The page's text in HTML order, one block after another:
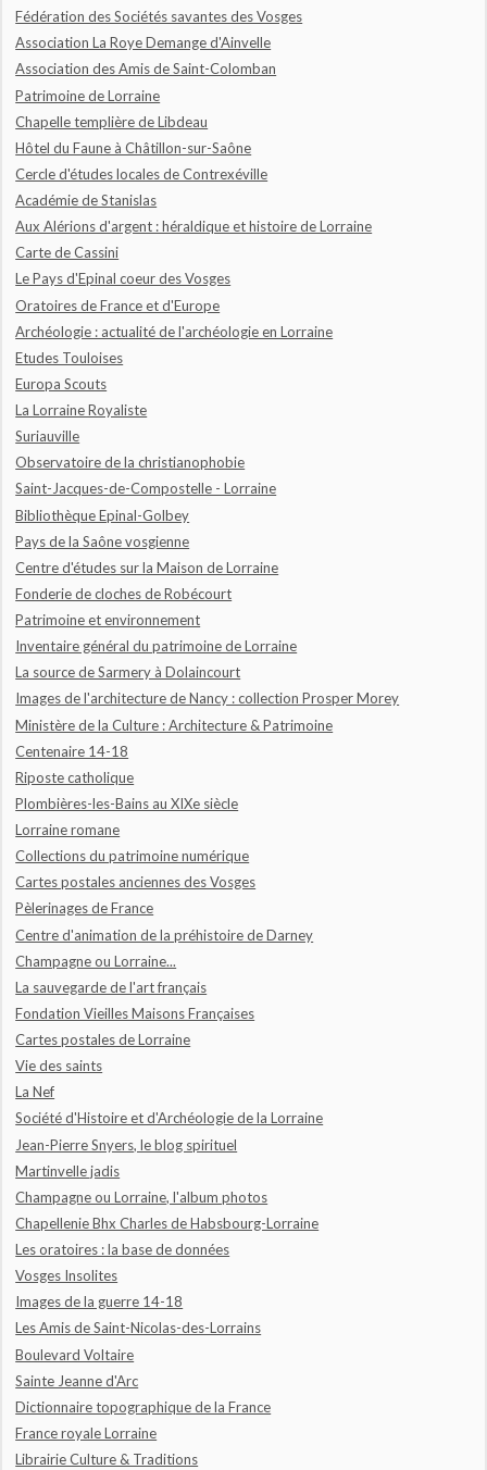
Fédération des Sociétés savantes des Vosges
Association La Roye Demange d'Ainvelle
Association des Amis de Saint-Colomban
Patrimoine de Lorraine
Chapelle templière de Libdeau
Hôtel du Faune à Châtillon-sur-Saône
Cercle d'études locales de Contrexéville
Académie de Stanislas
Aux Alérions d'argent : héraldique et histoire de Lorraine
Carte de Cassini
Le Pays d'Epinal coeur des Vosges
Oratoires de France et d'Europe
Archéologie : actualité de l'archéologie en Lorraine
Etudes Touloises
Europa Scouts
La Lorraine Royaliste
Suriauville
Observatoire de la christianophobie
Saint-Jacques-de-Compostelle - Lorraine
Bibliothèque Epinal-Golbey
Pays de la Saône vosgienne
Centre d'études sur la Maison de Lorraine
Fonderie de cloches de Robécourt
Patrimoine et environnement
Inventaire général du patrimoine de Lorraine
La source de Sarmery à Dolaincourt
Images de l'architecture de Nancy : collection Prosper Morey
Ministère de la Culture : Architecture & Patrimoine
Centenaire 14-18
Riposte catholique
Plombières-les-Bains au XIXe siècle
Lorraine romane
Collections du patrimoine numérique
Cartes postales anciennes des Vosges
Pèlerinages de France
Centre d'animation de la préhistoire de Darney
Champagne ou Lorraine...
La sauvegarde de l'art français
Fondation Vieilles Maisons Françaises
Cartes postales de Lorraine
Vie des saints
La Nef
Société d'Histoire et d'Archéologie de la Lorraine
Jean-Pierre Snyers, le blog spirituel
Martinvelle jadis
Champagne ou Lorraine, l'album photos
Chapellenie Bhx Charles de Habsbourg-Lorraine
Les oratoires : la base de données
Vosges Insolites
Images de la guerre 14-18
Les Amis de Saint-Nicolas-des-Lorrains
Boulevard Voltaire
Sainte Jeanne d'Arc
Dictionnaire topographique de la France
France royale Lorraine
Librairie Culture & Traditions